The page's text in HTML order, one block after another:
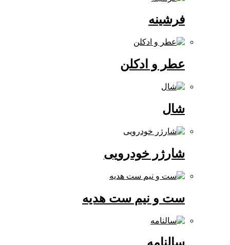
عطر و ادکلن
شارژر خودرویی
ست و نیم ست هدیه